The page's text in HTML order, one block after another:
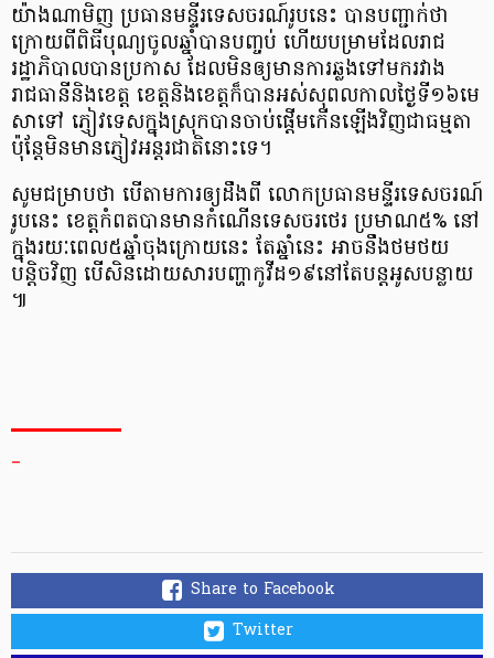
យ៉ាងណាមិញ ប្រធាន​មន្ទីរ​ទេសចរណ៍​រូប​នេះ បាន​បញ្ជាក់​ថា
ក្រោយ​ពី​ពិធី​បុណ្យចូលឆ្នាំ​បាន​បញ្ចប់ ហើយ​បម្រាម​ដែល​រាជ
រដ្ឋាភិបាល​បាន​ប្រកាស ដែល​មិន​ឲ្យ​មានការ​ឆ្លង​ទៅ​មករ​វាង​
រាជធានី​និង​ខេត្ត ខេត្ត​និង​ខេត្ត​ក៏​បាន​អស់​សុពល​កាល​ថ្ងៃ​ទី​១៦​មេ​
សា​ទៅ ភ្ញៀវ​ទេស​ក្នុងស្រុក​បាន​ចាប់ផ្តើម​កើនឡើង​វិញ​ជា​ធម្មតា
ប៉ុន្តែ​មិន​មាន​ភ្ញៀវ​អន្តរជាតិ​នោះ​ទេ​។
សូម​ជម្រាប​ថា បើ​តាម​ការ​ឲ្យ​ដឹង​ពី លោក​ប្រធាន​មន្ទីរ​ទេសចរណ៍​
រូប​នេះ ខេត្តកំពត​បាន​មាន​កំណើន​ទេសចរ​ថេរ ប្រមាណ​៥% នៅ​
ក្នុង​រយៈពេល​៥​ឆ្នាំ​ចុង​ក្រោយ​នេះ តែ​ឆ្នាំ​នេះ អាច​នឹង​ថមថយ​
បន្តិច​វិញ បើសិន​ដោយសារ​បញ្ហា​កូ​វី​ដ​១៩​នៅ​តែ​បន្ត​អូស​បន្លាយ​
៕
_
Share to Facebook
Twitter